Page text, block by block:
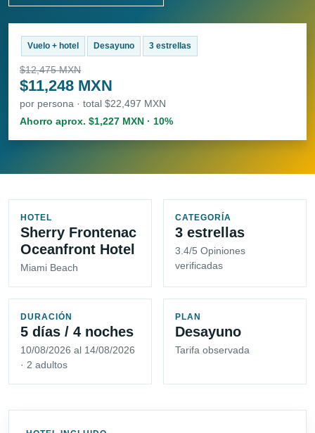
Vuelo + hotel Desayuno 3 estrellas
$12,475 MXN
$11,248 MXN
por persona · total $22,497 MXN
Ahorro aprox. $1,227 MXN · 10%
HOTEL
Sherry Frontenac
Oceanfront Hotel
Miami Beach
CATEGORÍA
3 estrellas
3.4/5 Opiniones
verificadas
DURACIÓN
5 días / 4 noches
10/08/2026 al 14/08/2026
· 2 adultos
PLAN
Desayuno
Tarifa observada